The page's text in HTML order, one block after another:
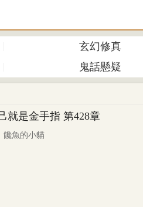
玄幻修真
鬼話懸疑
就是金手指 第428章
饞魚的小貓